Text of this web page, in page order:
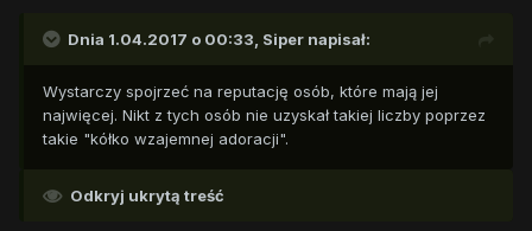
Dnia 1.04.2017 o 00:33, Siper napisał:
Wystarczy spojrzeć na reputację osób, które mają jej
najwięcej. Nikt z tych osób nie uzyskał takiej liczby poprzez
takie "kółko wzajemnej adoracji".
Odkryj ukrytą treść